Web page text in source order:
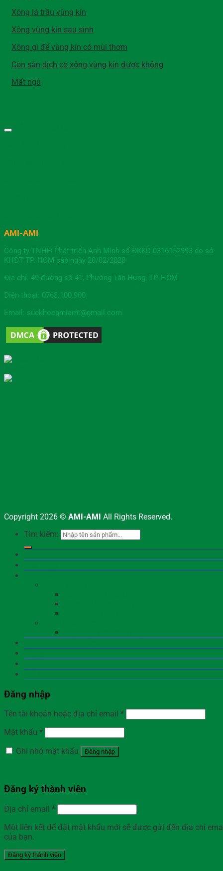
Xông lá trầu vùng kín
Xông vùng kín sau sinh
Xông gì để vùng kín có mùi thơm
Còn sản dịch có xông vùng kín được không
Mất ngủ
AMI-AMI
Công ty TNHH Phát triển Anh Minh số ĐKKD 0316152993 do sở
KHĐT TP. HCM cấp ngày 20/02/2020
Địa chỉ: 49 đường số 41, Phường Tân Hưng, TP. HCM
Điện thoại: 0763.100.900
Email: suckhoeamiami@gmail.com
Copyright 2026 © AMI-AMI All Rights Reserved.
Tìm kiếm:
Đăng nhập
Tên tài khoản hoặc địa chỉ email *
Mật khẩu *
Ghi nhớ mật khẩu
Đăng nhập
Đăng ký thành viên
Địa chỉ email *
Một liên kết để đặt mật khẩu mới sẽ được gửi đến địa chỉ
của bạn.
Đăng ký thành viên